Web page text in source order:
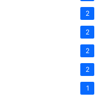
2
2
2
2
1